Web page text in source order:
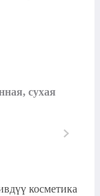
сухая
косметика